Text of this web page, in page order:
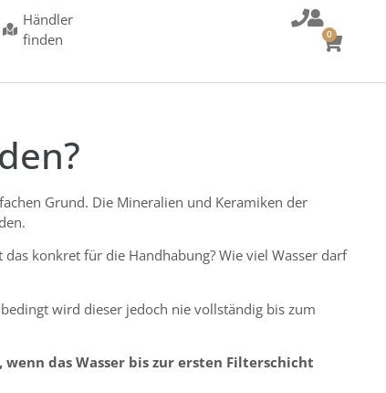
Händler
finden
0
Grund. Die Mineralien und Keramiken der
konkret für die Handhabung? Wie viel Wasser darf
wird dieser jedoch nie vollständig bis zum
das Wasser bis zur ersten Filterschicht